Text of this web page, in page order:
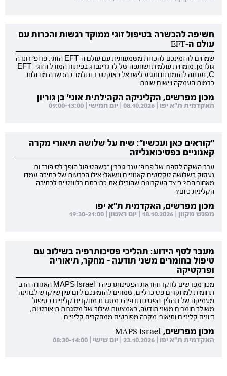
חשיפה להכשרה בטיפול זוגי ממוקד רגשות והכרות עם
עולם ה-EFT
שמחים להזמינכם להכרות משמעותית עם עולם ה-EFT הזוגי. פרופ' רונדה
גולדמן, מומחית עולמית ושותפה של לז גרינברג בפיתוח המודל הזוגי EFT-
C, נענתה להזמנתנו ותגיע לישראל באוקטובר ותלמד בהכשרה מודולות
ברמות העמקה ויישום שונות.
מכון מפרשים, הקליניקה הקהילתית אוני' בן גוריון
האקדמית ת"א יפו | 08.10.2026 | יום חמישי | 09:00-13:00
"קוראים כאן ועכשיו": שיח על שלושה תיאורי מקרה
קאנוניים בפסיכואנליזה
ערב השקה לספרו של פרופ' ענר גוברין "כשהטיפול הופך לסיפור" ובו
נעסוק בשלושה טקסטים קאנוניים ונשאל: אילו הכרעות של כתיבה עמדו
מאחוריהם? כיצד העקרונות שהובילו את כתיבתם רלוונטיים לכתיבה
הקלינית כיום?
מכון מפרשים, האקדמית ת"א יפו
מפגש מקוון | 18.10.2026 | יום ראשון | 19:30-21:00
מעבר לסף הידוע: תהליכי פסיכותרפיה בשילוב עם
טיפול בחומרים משני תודעה - מחקר, תיאוריה
ופרקטיקה
מכון מפרשים לחקר והוראת הפסיכותרפיה ו- MAPS Israel האגודה הרב
תחומית למחקרים פסיכדליים, שמחים להזמינכם ליום עיון שיוקדש לבחינה
מעמיקה של תהליך הפסיכותרפיה במסגרת מחקרים קליניים בטיפול
משולב חומרים משני תודעה, באמצעות שילוב של מסגרות תיאורטיות,
דיונים קליניים ותיאורי מקרה מפורטים ממחקרים קליניים.
מכון מפרשים, MAPS Israel
האקדמית ת"א יפו | 23.10.2026 | יום שישי | 08:30-14:00